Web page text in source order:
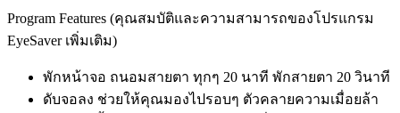
Program Features (คุณสมบัติและความสามารถของโปรแกรม
EyeSaver เพิ่มเติม)
พักหน้าจอ ถนอมสายตา ทุกๆ 20 นาที พักสายตา 20 วินาที
ดับจอลง ช่วยให้คุณมองไปรอบๆ ตัวคลายความเมื่อยล้า